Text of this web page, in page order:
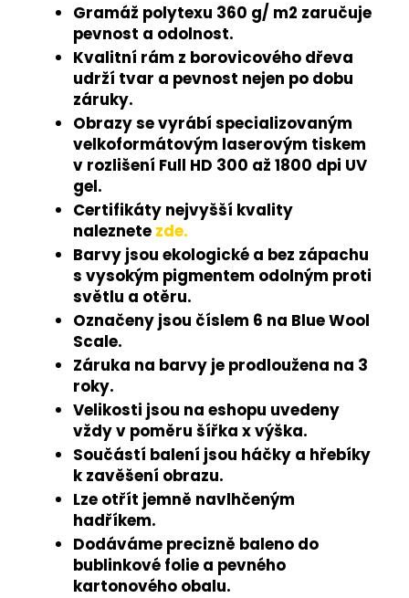
Gramáž polytexu 360 g/ m2 zaručuje
pevnost a odolnost.
Kvalitní rám z borovicového dřeva
udrží tvar a pevnost nejen po dobu
záruky.
Obrazy se vyrábí specializovaným
velkoformátovým laserovým tiskem
v rozlišení Full HD 300 až 1800 dpi UV
gel.
Certifikáty nejvyšší kvality
naleznete zde.
Barvy jsou ekologické a bez zápachu
s vysokým pigmentem odolným proti
světlu a otěru.
Označeny jsou číslem 6 na Blue Wool
Scale.
Záruka na barvy je prodloužena na 3
roky.
Velikosti jsou na eshopu uvedeny
vždy v poměru šířka x výška.
Součástí balení jsou háčky a hřebíky
k zavěšení obrazu.
Lze otřít jemně navlhčeným
hadříkem.
Dodáváme precizně baleno do
bublinkové folie a pevného
kartonového obalu.